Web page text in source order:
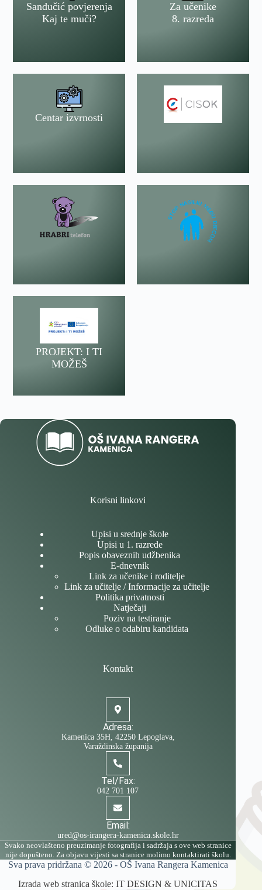
Sandučić povjerenja
Kaj te muči?
Za učenike
8. razreda
Centar izvrnosti
PROJEKT: I TI
MOŽEŠ
Korisni linkovi
Upisi u srednje škole
Upisi u 1. razrede
Popis obaveznih udžbenika
E-dnevnik
Link za učenike i roditelje
Link za učitelje / Informacije za učitelje
Politika privatnosti
Natječaji
Poziv na testiranje
Odluke o odabiru kandidata
Kontakt
Adresa:
Kamenica 35H, 42250 Lepoglava,
Varaždinska županija
Tel/Fax:
042 701 107
Email:
ured@os-irangera-kamenica.skole.hr
Svako neovlašteno preuzimanje fotografija i sadržaja s ove web stranice
nije dopušteno. Za objavu vijesti sa stranice molimo kontaktirati školu.
Sva prava pridržana © 2026 - OŠ Ivana Rangera Kamenica
Izrada web stranica škole:IT DESIGN &UNICITAS